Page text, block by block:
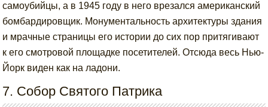
самоубийцы, а в 1945 году в него врезался американский
бомбардировщик. Монументальность архитектуры здания
и мрачные страницы его истории до сих пор притягивают
к его смотровой площадке посетителей. Отсюда весь Нью-
Йорк виден как на ладони.
7. Собор Святого Патрика